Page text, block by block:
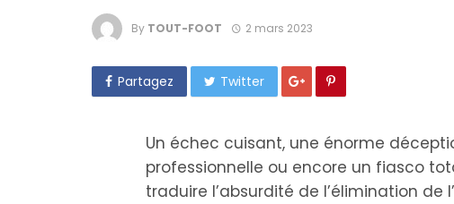
By TOUT-FOOT 2 mars 2023
Partagez Twitter
Un échec cuisant, une énorme
professionnelle ou encore un fiasco
traduire l’absurdité de l’élimination de